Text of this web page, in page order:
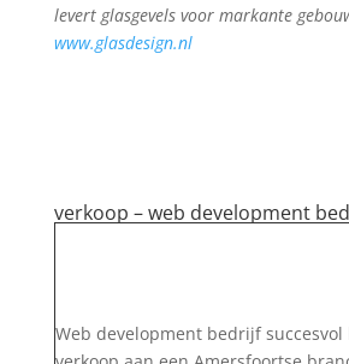
levert glasgevels voor markante
www.glasdesign.nl
verkoop – web development
Web development bedrijf